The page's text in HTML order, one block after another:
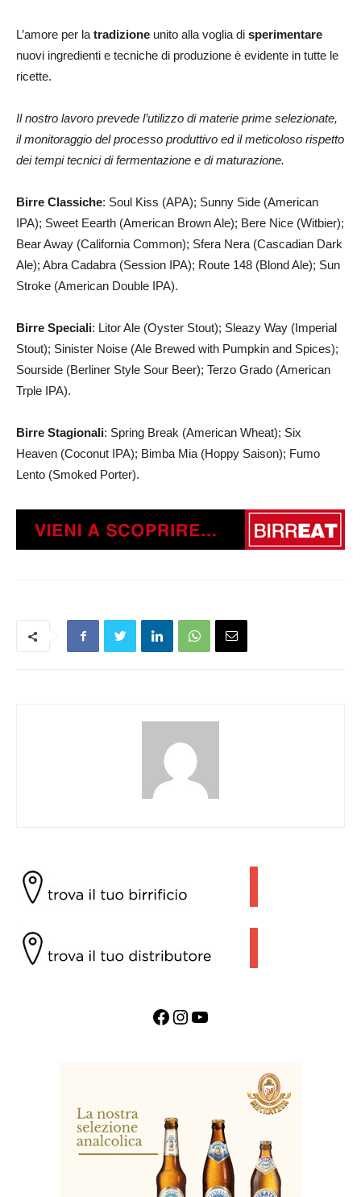
L’amore per la tradizione unito alla voglia di sperimentare
nuovi ingredienti e tecniche di produzione è evidente in tutte le
ricette.
Il nostro lavoro prevede l’utilizzo di materie prime selezionate,
il monitoraggio del processo produttivo ed il meticoloso rispetto
dei tempi tecnici di fermentazione e di maturazione.
Birre Classiche: Soul Kiss (APA); Sunny Side (American
IPA); Sweet Eearth (American Brown Ale); Bere Nice (Witbier);
Bear Away (California Common); Sfera Nera (Cascadian Dark
Ale); Abra Cadabra (Session IPA); Route 148 (Blond Ale); Sun
Stroke (American Double IPA).
Birre Speciali: Litor Ale (Oyster Stout); Sleazy Way (Imperial
Stout); Sinister Noise (Ale Brewed with Pumpkin and Spices);
Sourside (Berliner Style Sour Beer); Terzo Grado (American
Trple IPA).
Birre Stagionali: Spring Break (American Wheat); Six
Heaven (Coconut IPA); Bimba Mia (Hoppy Saison); Fumo
Lento (Smoked Porter).
Facebook InstagramYouTube